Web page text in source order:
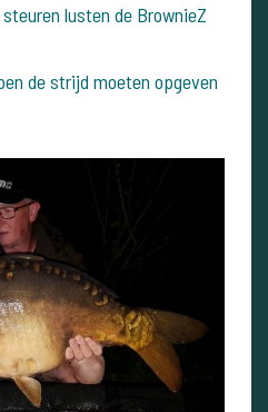
lusten de BrownieZ
de strijd moeten opgeven